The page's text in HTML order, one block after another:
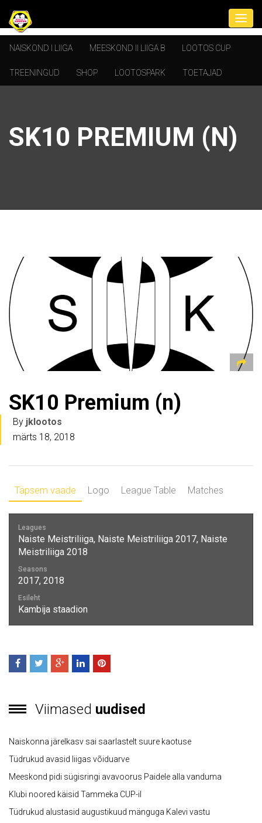
NAISKOND I LIIGA MEESKOND II LIIGA B LOOTOS CUP
TREENINGUD SHOP LOOTOSPARK TOETAJAD
SK10 PREMIUM (N)
SK10 Premium (n)
By jklootos
märts 18, 2018
Täpsem vaade Logo League Table Matches
Leagues
Naiste Meistriliiga, Naiste Meistriliiga 2017, Naiste
Meistriliiga 2018
Seasons
2017, 2018
Esileht
Kambija staadion
Viimased uudised
Naiskonna järelkasv sai saarlastelt suure kaotuse
Tüdrukud avasid liigas võiduarve
Meeskond pidi sügisringi avavoorus Paidele alla vanduma
Klubi noored käisid Tammeka CUP-il
Tüdrukud alustasid augustikuud mänguga Kalevi vastu